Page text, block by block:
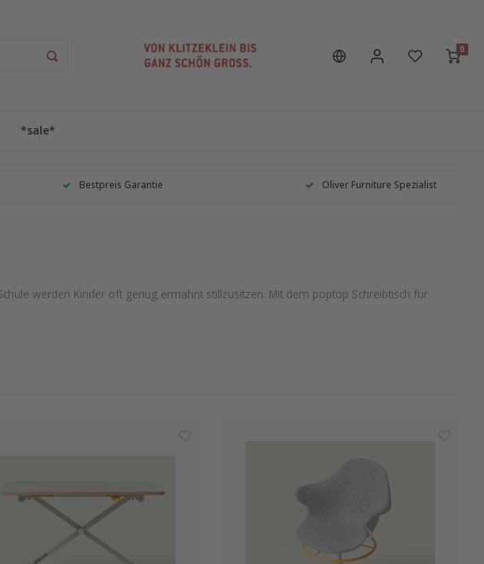
0
*sale*
Bestpreis Garantie Oliver Furniture Spezialist
werden Kinder oft genug ermahnt stillzusitzen. Mit dem poptop Schreibtisch für